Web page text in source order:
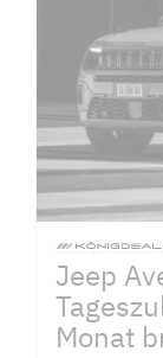
Jeep
Monat